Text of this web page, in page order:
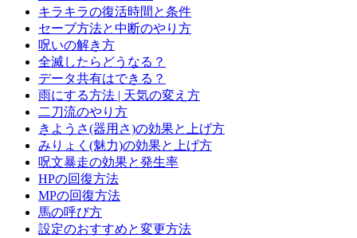
キラキラの復活時間と条件
セーブ方法と中断のやり方
呪いの解き方
全滅したらどうなる？
データ共有はできる？
雨にする方法 | 天気の変え方
二刀流のやり方
きようさ(器用さ)の効果と上げ方
みりょく(魅力)の効果と上げ方
呪文暴走の効果と発生率
HPの回復方法
MPの回復方法
馬の呼び方
設定のおすすめと変更方法